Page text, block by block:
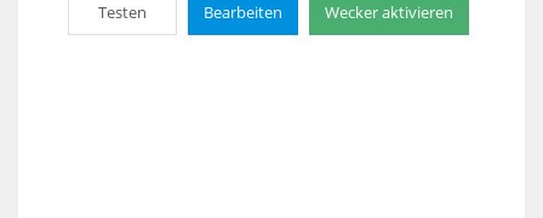
Testen Bearbeiten Wecker aktivieren